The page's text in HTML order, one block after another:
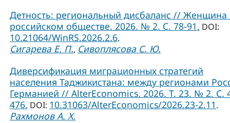
Детность: региональный дисбаланс // Женщина
российском обществе. 2026. № 2. С. 78-91. DOI:
10.21064/WinRS.2026.2.6.
Сигарева Е. П., Сивоплясова С. Ю.
Диверсификация миграционных стратегий
населения Таджикистана: между регионами
Германией // AlterEconomics. 2026. Т. 23. № 2. С.
476. DOI: 10.31063/AlterEconomics/2026.23-2.11.
Рахмонов А. Х.